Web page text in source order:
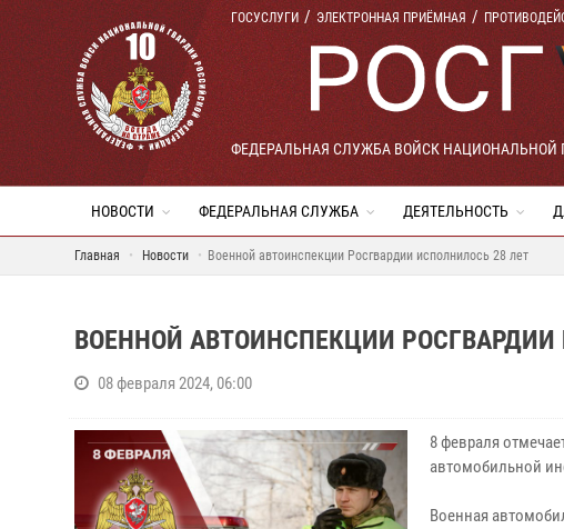
ГОСУСЛУГИ ЭЛЕКТРОННАЯ ПРИЁМНАЯ
ФЕДЕРАЛЬНАЯ СЛУЖБА ВОЙСК НАЦИОНАЛЬНОЙ
НОВОСТИ ФЕДЕРАЛЬНАЯ СЛУЖБА ДЕЯТЕЛЬНОСТЬ
Главная Новости Военной автоинспекции Росгвардии исполнилось 28 лет
ВОЕННОЙ АВТОИНСПЕКЦИИ
08 февраля 2024, 06:00
8 февраля
автомобильной
Военная